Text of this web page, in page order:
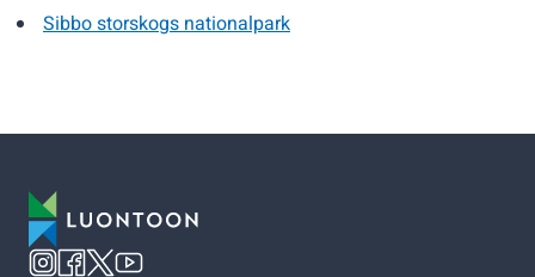
Sibbo storskogs nationalpark